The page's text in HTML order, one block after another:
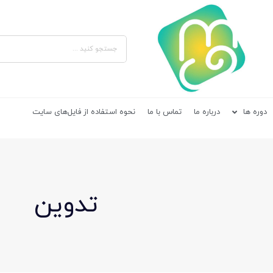
دوره ها درباره ما تماس با ما نحوه استفاده از فایل‌های سایت
تدوین